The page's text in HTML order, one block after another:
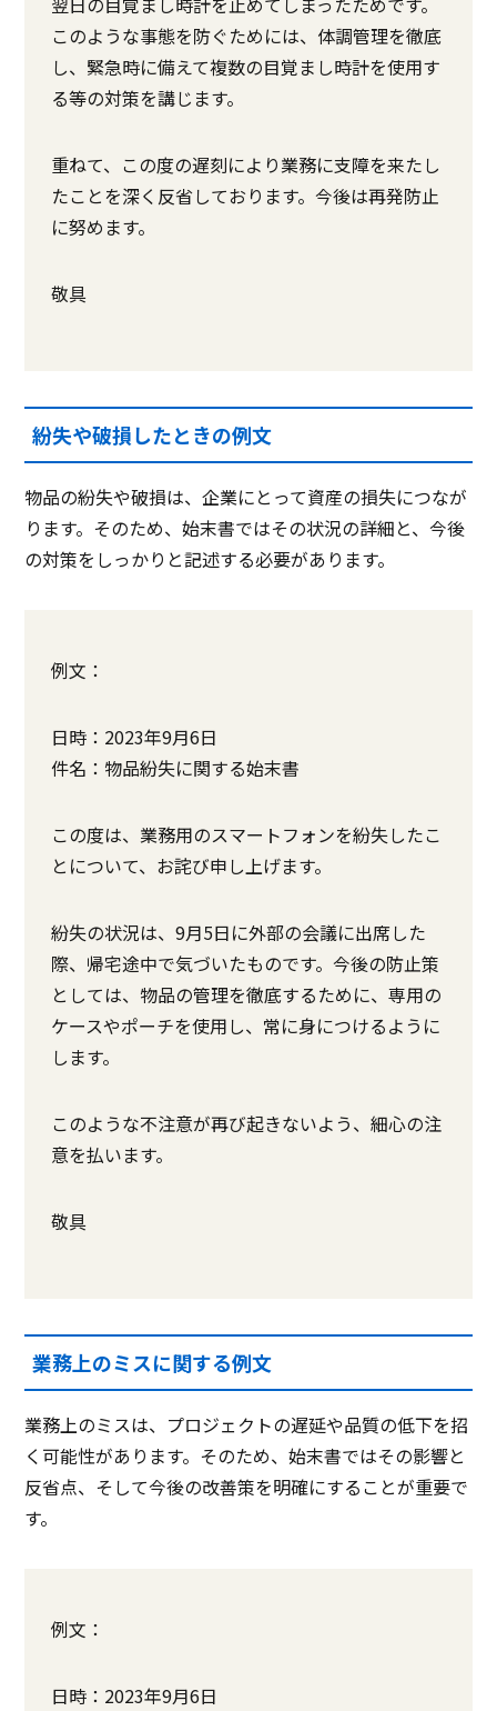
このような事態を防ぐためには、体調管理を徹底
し、緊急時に備えて複数の目覚まし時計を使用す
る等の対策を講じます。
重ねて、この度の遅刻により業務に支障を来たし
たことを深く反省しております。今後は再発防止
に努めます。
敬具
紛失や破損したときの例文
物品の紛失や破損は、企業にとって資産の損失につなが
ります。そのため、始末書ではその状況の詳細と、今後
の対策をしっかりと記述する必要があります。
例文：
日時：2023年9月6日
件名：物品紛失に関する始末書
この度は、業務用のスマートフォンを紛失したこ
とについて、お詫び申し上げます。
紛失の状況は、9月5日に外部の会議に出席した
際、帰宅途中で気づいたものです。今後の防止策
としては、物品の管理を徹底するために、専用の
ケースやポーチを使用し、常に身につけるように
します。
このような不注意が再び起きないよう、細心の注
意を払います。
敬具
業務上のミスに関する例文
業務上のミスは、プロジェクトの遅延や品質の低下を招
く可能性があります。そのため、始末書ではその影響と
反省点、そして今後の改善策を明確にすることが重要で
す。
例文：
日時：2023年9月6日